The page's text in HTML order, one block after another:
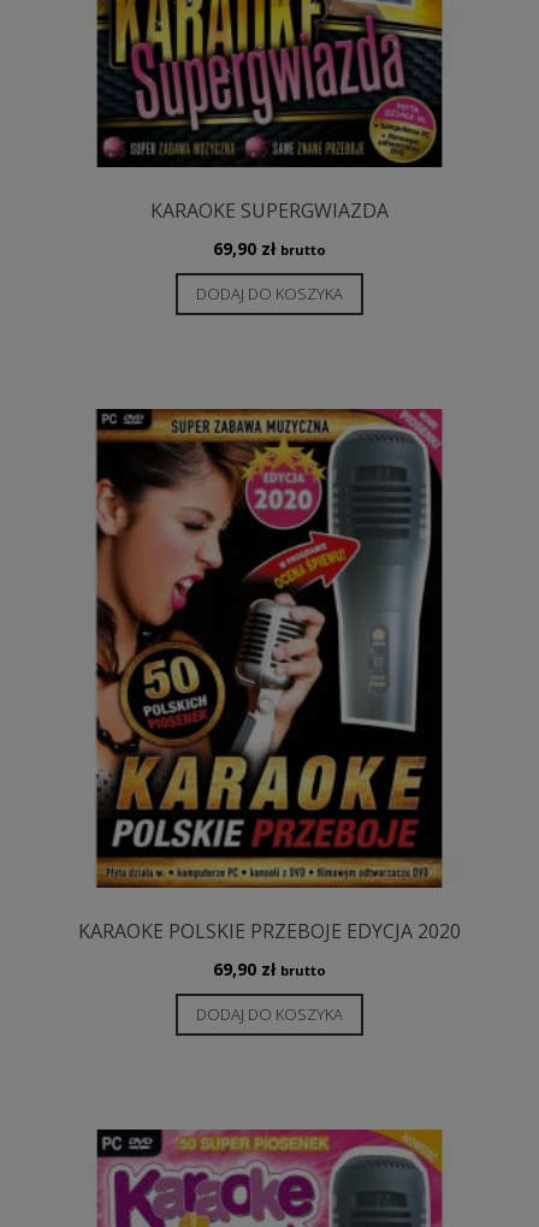
KARAOKE SUPERGWIAZDA
69,90 zł brutto
DODAJ DO KOSZYKA
KARAOKE POLSKIE PRZEBOJE EDYCJA 2020
69,90 zł brutto
DODAJ DO KOSZYKA